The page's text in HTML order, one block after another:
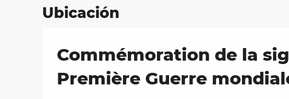
Ubicación
Commémoration de la
Première Guerre